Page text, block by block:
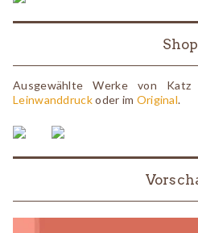
Shop
Ausgewählte Werke von
Leinwanddruckoder im Original.